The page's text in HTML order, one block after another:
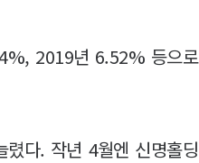
2019년 6.52% 등으로
다. 작년 4월엔 신명홀딩